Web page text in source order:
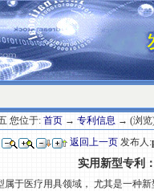
您位于: 首页 → 专利信息 → (浏览
返回上一页 发布人:
实用新型专利
于医疗用具领域， 尤其是一种